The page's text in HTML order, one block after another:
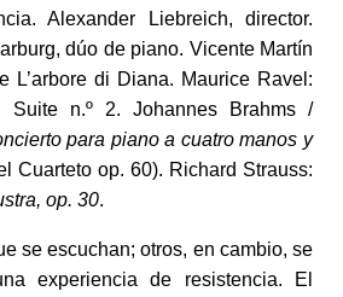
Alexander Liebreich, director.
dúo de piano. Vicente Martín
L’arbore di Diana. Maurice Ravel:
Suite n.º 2. Johannes Brahms /
para piano a cuatro manos y
Cuarteto op. 60). Richard Strauss:
op. 30.
se escuchan; otros, en cambio, se
experiencia de resistencia. El